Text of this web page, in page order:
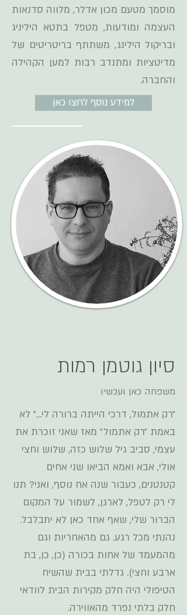
מוסמך מטעם מכון אדלר, מלווה סדנאות
העצמה ומודעות, מטפל בתטא היליניג
ובריקול הילינג, משתתף בריטריטים של
מדיטציות ומתנדב רבות למען הקהילה
והחברה.
למידע נוסף לחצו כאן
סיון גוטמן רמות
משפחה כאן ועכשיו
״רק אתמול, דרכי הייתה ברורה לי...״ לא
באמת ״רק אתמול״ מאז שאני זוכרת את
עצמי, סביב גיל שלוש כזה, שלוש וחצי
אולי, אבא ואמא הביאו שני אחים
קטנטנים, כעבור שנה אח נוסף, ואני? תנו
לי רק לטפל, לארגן, לשמור על המקום
הברור שלי, שאף אחד כאן לא יתבלבל.
נהנתי מכל רגע. גם מהאחריות וגם
מהמעמד של אחות בכורה (כן, כן, בת
ארבע וחצי). גדלתי בבית שהשיח
הטיפולי היה חלק מקירות הבית לוודאי
חלק בלתי נפרד מהאווירה.